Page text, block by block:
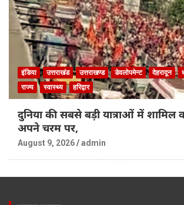
इंडिया उत्तराखंड उत्तराखण्ड डेवलोपमेन्ट देहरादून
राज्य
स्वास्थ्य हरिद्वार
दुनिया की सबसे बड़ी यात्राओं में शामिल
अपने चरम पर,
August 9, 2026 admin